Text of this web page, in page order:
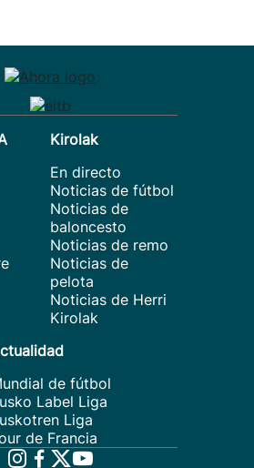
Kirolak
En directo
Noticias de fútbol
Noticias de
baloncesto
Noticias de remo
Noticias de
pelota
Noticias de Herri
Kirolak
de fútbol
Label Liga
Liga
de Francia